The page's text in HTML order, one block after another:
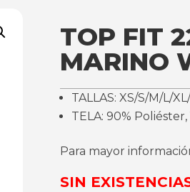
TOP FIT
MARINO
TALLAS: XS/S/M/L/
TELA: 90%
Para mayor
SIN